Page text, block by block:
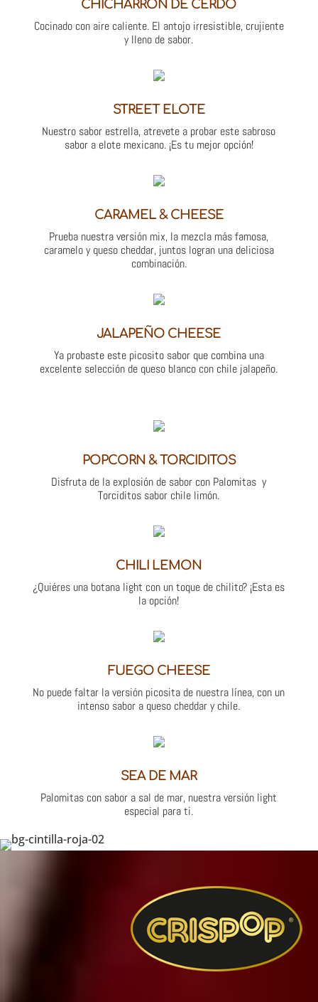
CHICHARRÓN DE CERDO
Cocinado con aire caliente. El antojo irresistible, crujiente
y lleno de sabor.
STREET ELOTE
Nuestro sabor estrella, atrevete a probar este sabroso
sabor a elote mexicano. ¡Es tu mejor opción!
CARAMEL & CHEESE
Prueba nuestra versión mix, la mezcla más famosa,
caramelo y queso cheddar, juntos logran una deliciosa
combinación.
JALAPEÑO CHEESE
Ya probaste este picosito sabor que combina una
excelente selección de queso blanco con chile jalapeño.
POPCORN & TORCIDITOS
Disfruta de la explosión de sabor con Palomitas y
Torciditos sabor chile limón.
CHILI LEMON
¿Quiéres una botana light con un toque de chilito? ¡Esta es
la opción!
FUEGO CHEESE
No puede faltar la versión picosita de nuestra línea, con un
intenso sabor a queso cheddar y chile.
SEA DE MAR
Palomitas con sabor a sal de mar, nuestra versión light
especial para ti.